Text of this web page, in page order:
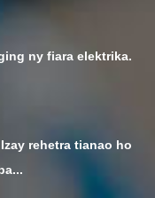
ny fiara elektrika.
Izay rehetra tianao ho